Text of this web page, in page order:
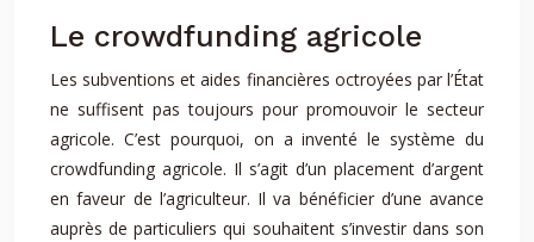
Le crowdfunding agricole
Les subventions et aides financières octroyées par l’État
ne suffisent pas toujours pour promouvoir le secteur
agricole. C’est pourquoi, on a inventé le système du
crowdfunding agricole. Il s’agit d’un placement d’argent
en faveur de l’agriculteur. Il va bénéficier d’une avance
auprès de particuliers qui souhaitent s’investir dans son